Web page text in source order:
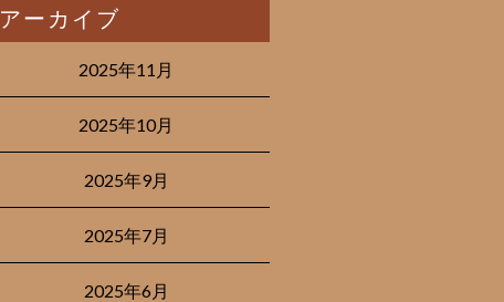
アーカイブ
2025年11月
2025年10月
2025年9月
2025年7月
2025年6月